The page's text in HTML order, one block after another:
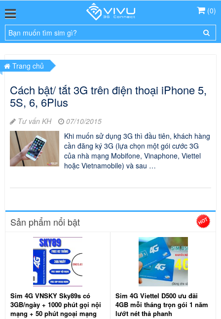
(0)
Trang chủ
Cách bật/ tắt 3G trên điện thoại iPhone 5,
5S, 6, 6Plus
Tư vấn KH
07/10/2015
Khi muốn sử dụng 3G thì đầu tiên, khách hàng
cần đăng ký 3G (lựa chọn một gói cước 3G
của nhà mạng Mobifone, Vinaphone, Viettel
hoặc Vietnamobile) và sau …
Sản phẩm nổi bật
Sim 4G VNSKY Sky89s có
3GB/ngày + 1000 phút gọi nội
mạng + 50 phút ngoại mạng
Sim 4G Viettel D500 ưu đãi
4GB mỗi tháng trọn gói 1 năm
lướt nét thả phanh